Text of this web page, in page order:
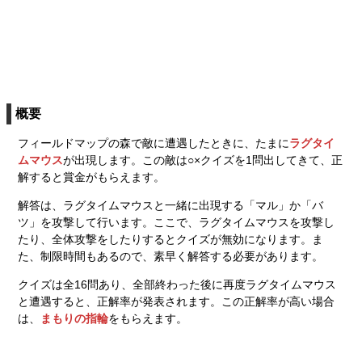
概要
フィールドマップの森で敵に遭遇したときに、たまにラグタイ
ムマウスが出現します。この敵は○×クイズを1問出してきて、正
解すると賞金がもらえます。
解答は、ラグタイムマウスと一緒に出現する「マル」か「バ
ツ」を攻撃して行います。ここで、ラグタイムマウスを攻撃し
たり、全体攻撃をしたりするとクイズが無効になります。ま
た、制限時間もあるので、素早く解答する必要があります。
クイズは全16問あり、全部終わった後に再度ラグタイムマウス
と遭遇すると、正解率が発表されます。この正解率が高い場合
は、
まもりの指輪をもらえます。